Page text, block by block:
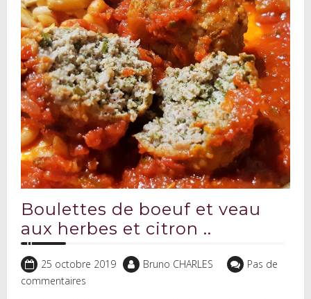
Boulettes de boeuf et veau
aux herbes et citron ..
25 octobre 2019 Bruno CHARLES
Pas de
commentaires